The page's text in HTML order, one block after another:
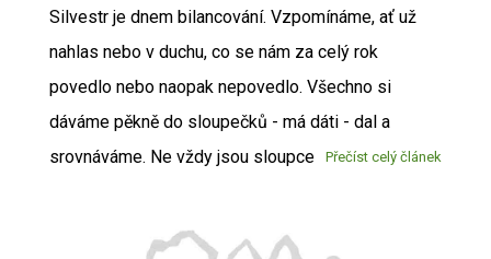
Silvestr je dnem bilancování. Vzpomínáme, ať už
nahlas nebo v duchu, co se nám za celý rok
povedlo nebo naopak nepovedlo. Všechno si
dáváme pěkně do sloupečků - má dáti - dal a
srovnáváme. Ne vždy jsou sloupce
Přečíst celý článek